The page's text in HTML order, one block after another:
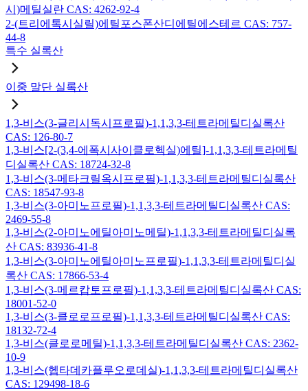
시)메틸실란 CAS: 4262-92-4
2-(트리에톡시실릴)에틸포스폰산디에틸에스테르 CAS: 757-
44-8
특수 실록산
이중 말단 실록산
1,3-비스(3-글리시독시프로필)-1,1,3,3-테트라메틸디실록산
CAS: 126-80-7
1,3-비스[2-(3,4-에폭시사이클로헥실)에틸]-1,1,3,3-테트라메틸
디실록산 CAS: 18724-32-8
1,3-비스(3-메타크릴옥시프로필)-1,1,3,3-테트라메틸디실록산
CAS: 18547-93-8
1,3-비스(3-아미노프로필)-1,1,3,3-테트라메틸디실록산 CAS:
2469-55-8
1,3-비스(2-아미노에틸아미노메틸)-1,1,3,3-테트라메틸디실록
산 CAS: 83936-41-8
1,3-비스(3-아미노에틸아미노프로필)-1,1,3,3-테트라메틸디실
록산 CAS: 17866-53-4
1,3-비스(3-메르캅토프로필)-1,1,3,3-테트라메틸디실록산 CAS:
18001-52-0
1,3-비스(3-클로로프로필)-1,1,3,3-테트라메틸디실록산 CAS:
18132-72-4
1,3-비스(클로로메틸)-1,1,3,3-테트라메틸디실록산 CAS: 2362-
10-9
1,3-비스(헵타데카플루오로데실)-1,1,3,3-테트라메틸디실록산
CAS: 129498-18-6